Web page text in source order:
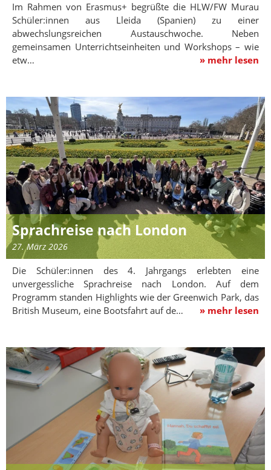
Im Rahmen von Erasmus+ begrüßte die HLW/FW Murau
Schüler:innen aus Lleida (Spanien) zu einer
abwechslungsreichen Austauschwoche. Neben
gemeinsamen Unterrichtseinheiten und Workshops – wie
etw…
» mehr lesen
Sprachreise nach London
27. März 2026
Die Schüler:innen des 4. Jahrgangs erlebten eine
unvergessliche Sprachreise nach London. Auf dem
Programm standen Highlights wie der Greenwich Park, das
British Museum, eine Bootsfahrt auf de…
» mehr lesen